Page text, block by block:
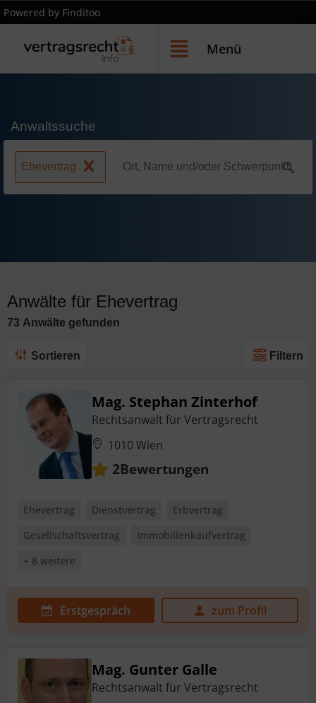
Powered by Finditoo
Menü
Anwaltssuche
Ehevertrag
Anwälte für Ehevertrag
73 Anwälte gefunden
Sortieren Filtern
Mag. Stephan Zinterhof
Rechtsanwalt für Vertragsrecht
1010 Wien
2Bewertungen
Ehevertrag Dienstvertrag
Erbvertrag
Gesellschaftsvertrag
Immobilienkaufvertrag
+ 8 weitere
Erstgespräch zum Profil
Mag. Gunter Galle
Rechtsanwalt für Vertragsrecht